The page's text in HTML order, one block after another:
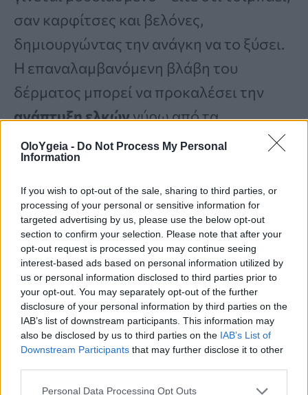
OloYgeia - Do Not Process My Personal
Information
If you wish to opt-out of the sale, sharing to third parties, or
processing of your personal or sensitive information for
targeted advertising by us, please use the below opt-out
section to confirm your selection. Please note that after your
opt-out request is processed you may continue seeing
interest-based ads based on personal information utilized by
us or personal information disclosed to third parties prior to
your opt-out. You may separately opt-out of the further
disclosure of your personal information by third parties on the
IAB’s list of downstream participants. This information may
also be disclosed by us to third parties on the IAB’s List of
Downstream Participants that may further disclose it to other
Personal Data Processing Opt Outs
σαν καρφίτσες και βελόνες,
δημιουργώντας την ανάγκη να το ξύσει.
Η επαναλαμβανόμενη βλάβη του
δέρματος μπορεί να προκαλέσει την
ανάπτυξη ελκώνγύρω από τα
ρουθούνια.
Πρώτη γραμμή θεραπείας αποτελεί η
φαρμακευτική αγωγή.Αν τα
συμπτώματα εμμένουν ή υπάρχουν
σοβαρές παρενέργειες από τα φάρμακα,
επιλέγονται επεμβατικές θεραπείες.
Διαβάστε Περισσότερα